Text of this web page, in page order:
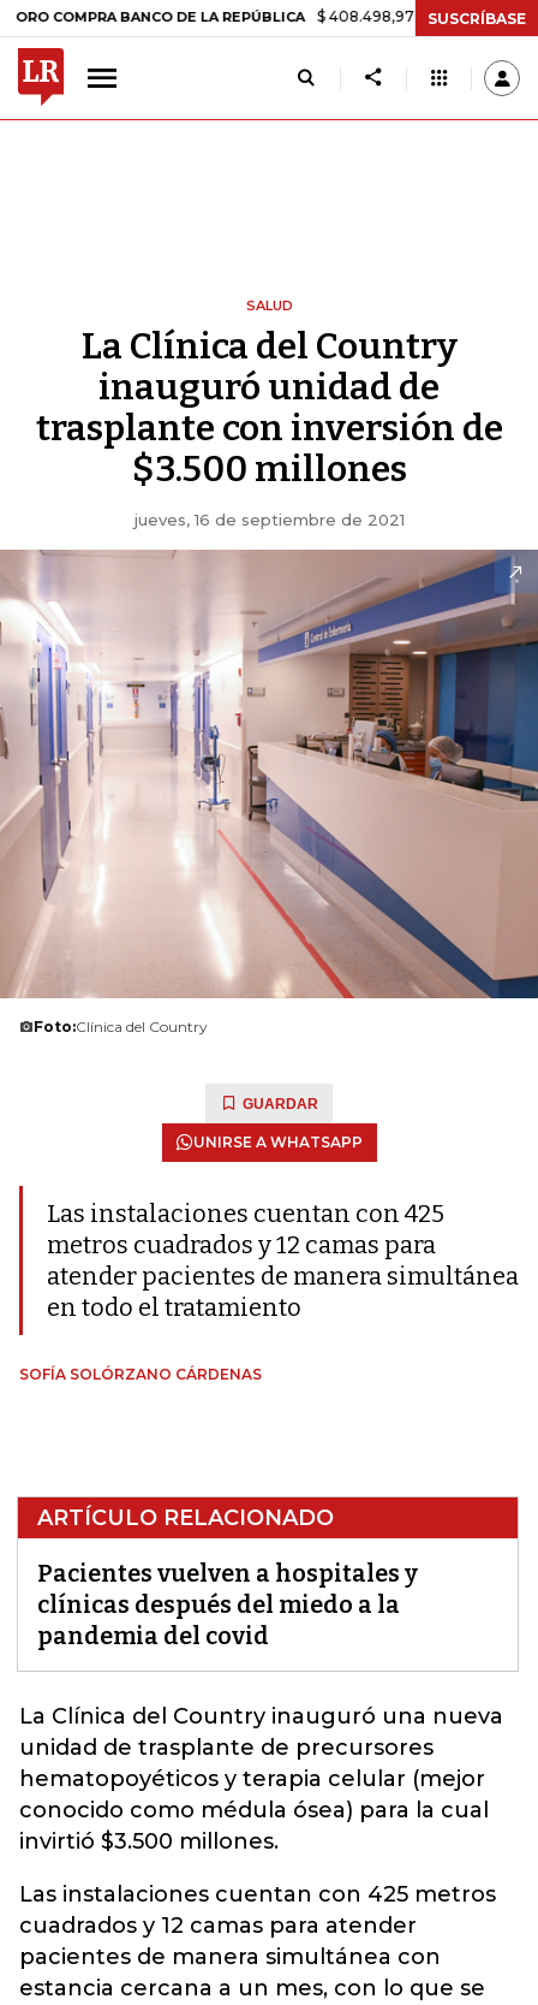
BANCO DE LA REPÚBLICA $ 408.498,97 +$ 8.753,81 +2,19%
SUSCRÍBASE
SALUD
La Clínica del Country
inauguró unidad de
trasplante con inversión de
$3.500 millones
jueves, 16 de septiembre de 2021
Foto:Clínica del Country
GUARDAR
UNIRSE A WHATSAPP
Las instalaciones cuentan con 425
metros cuadrados y 12 camas para
atender pacientes de manera simultánea
en todo el tratamiento
SOFÍA SOLÓRZANO CÁRDENAS
ARTÍCULO RELACIONADO
Pacientes vuelven a hospitales y
clínicas después del miedo a la
pandemia del covid
La Clínica del Country inauguró una nueva
unidad de trasplante de precursores
hematopoyéticos y terapia celular (mejor
conocido como médula ósea) para la cual
invirtió $3.500 millones.
Las instalaciones cuentan con 425 metros
cuadrados y 12 camas para atender
pacientes de manera simultánea con
estancia cercana a un mes, con lo que se